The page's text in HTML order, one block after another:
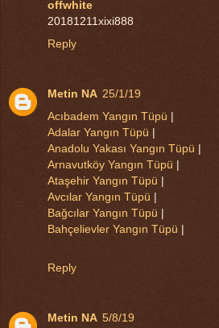
offwhite
20181211xixi888
Reply
Metin NA 25/1/19
Acıbadem Yangın Tüpü |
Adalar Yangın Tüpü |
Anadolu Yakası Yangın Tüpü |
Arnavutköy Yangın Tüpü |
Ataşehir Yangın Tüpü |
Avcılar Yangın Tüpü |
Bağcılar Yangın Tüpü |
Bahçelievler Yangın Tüpü |
Reply
Metin NA 5/8/19